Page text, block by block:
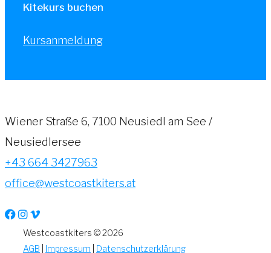
Kitekurs buchen
Kursanmeldung
Wiener Straße 6, 7100 Neusiedl am See /
Neusiedlersee
+43 664 3427963
office@westcoastkiters.at
Westcoastkiters © 2026
AGB
Impressum Datenschutzerklärung